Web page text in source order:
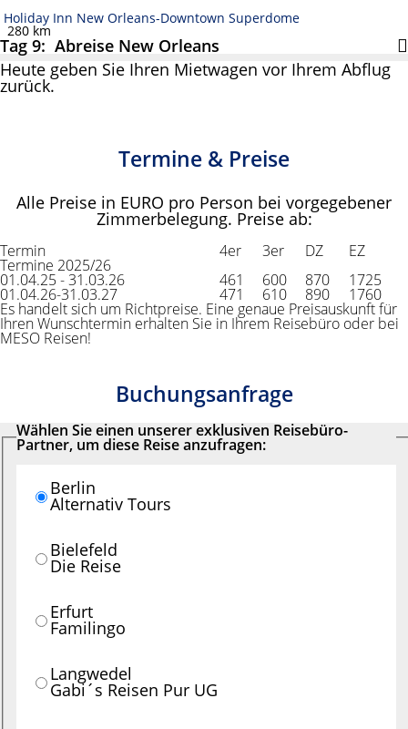
Holiday Inn New Orleans-Downtown Superdome
280 km
Tag 9: Abreise New Orleans
Heute geben Sie Ihren Mietwagen vor Ihrem Abflug
zurück.
Termine & Preise
Alle Preise in EURO pro Person bei vorgegebener
Zimmerbelegung. Preise ab:
Termin 4er 3er DZ EZ
Termine 2025/26
01.04.25 - 31.03.26 461 600 870 1725
01.04.26-31.03.27 471 610 890 1760
Es handelt sich um Richtpreise. Eine genaue Preisauskunft für
Ihren Wunschtermin erhalten Sie in Ihrem Reisebüro oder bei
MESO Reisen!
Buchungsanfrage
Wählen Sie einen unserer exklusiven Reisebüro-
Partner, um diese Reise anzufragen:
Berlin
Alternativ Tours
Bielefeld
Die Reise
Erfurt
Familingo
Langwedel
Gabi´s Reisen Pur UG